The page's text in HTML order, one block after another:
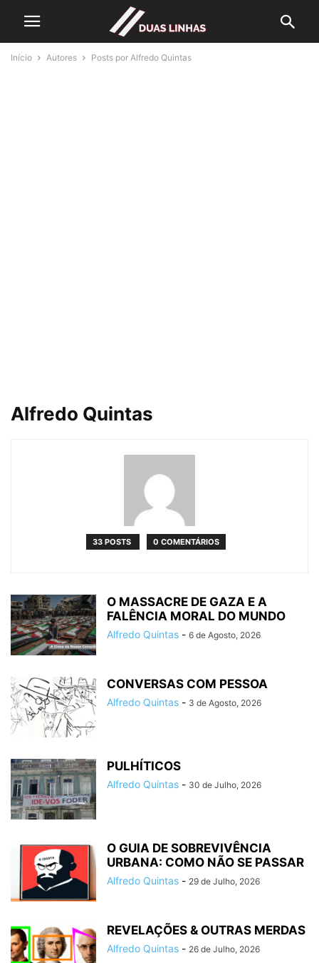
Início Autores Posts por Alfredo Quintas
Alfredo Quintas
33 POSTS 0 COMENTÁRIOS
O MASSACRE DE GAZA E A
FALÊNCIA MORAL DO MUNDO
Alfredo Quintas - 6 de Agosto, 2026
CONVERSAS COM PESSOA
Alfredo Quintas - 3 de Agosto, 2026
PULHÍTICOS
Alfredo Quintas - 30 de Julho, 2026
O GUIA DE SOBREVIVÊNCIA
URBANA: COMO NÃO SE PASSAR
Alfredo Quintas - 29 de Julho, 2026
REVELAÇÕES & OUTRAS MERDAS
Alfredo Quintas - 26 de Julho, 2026